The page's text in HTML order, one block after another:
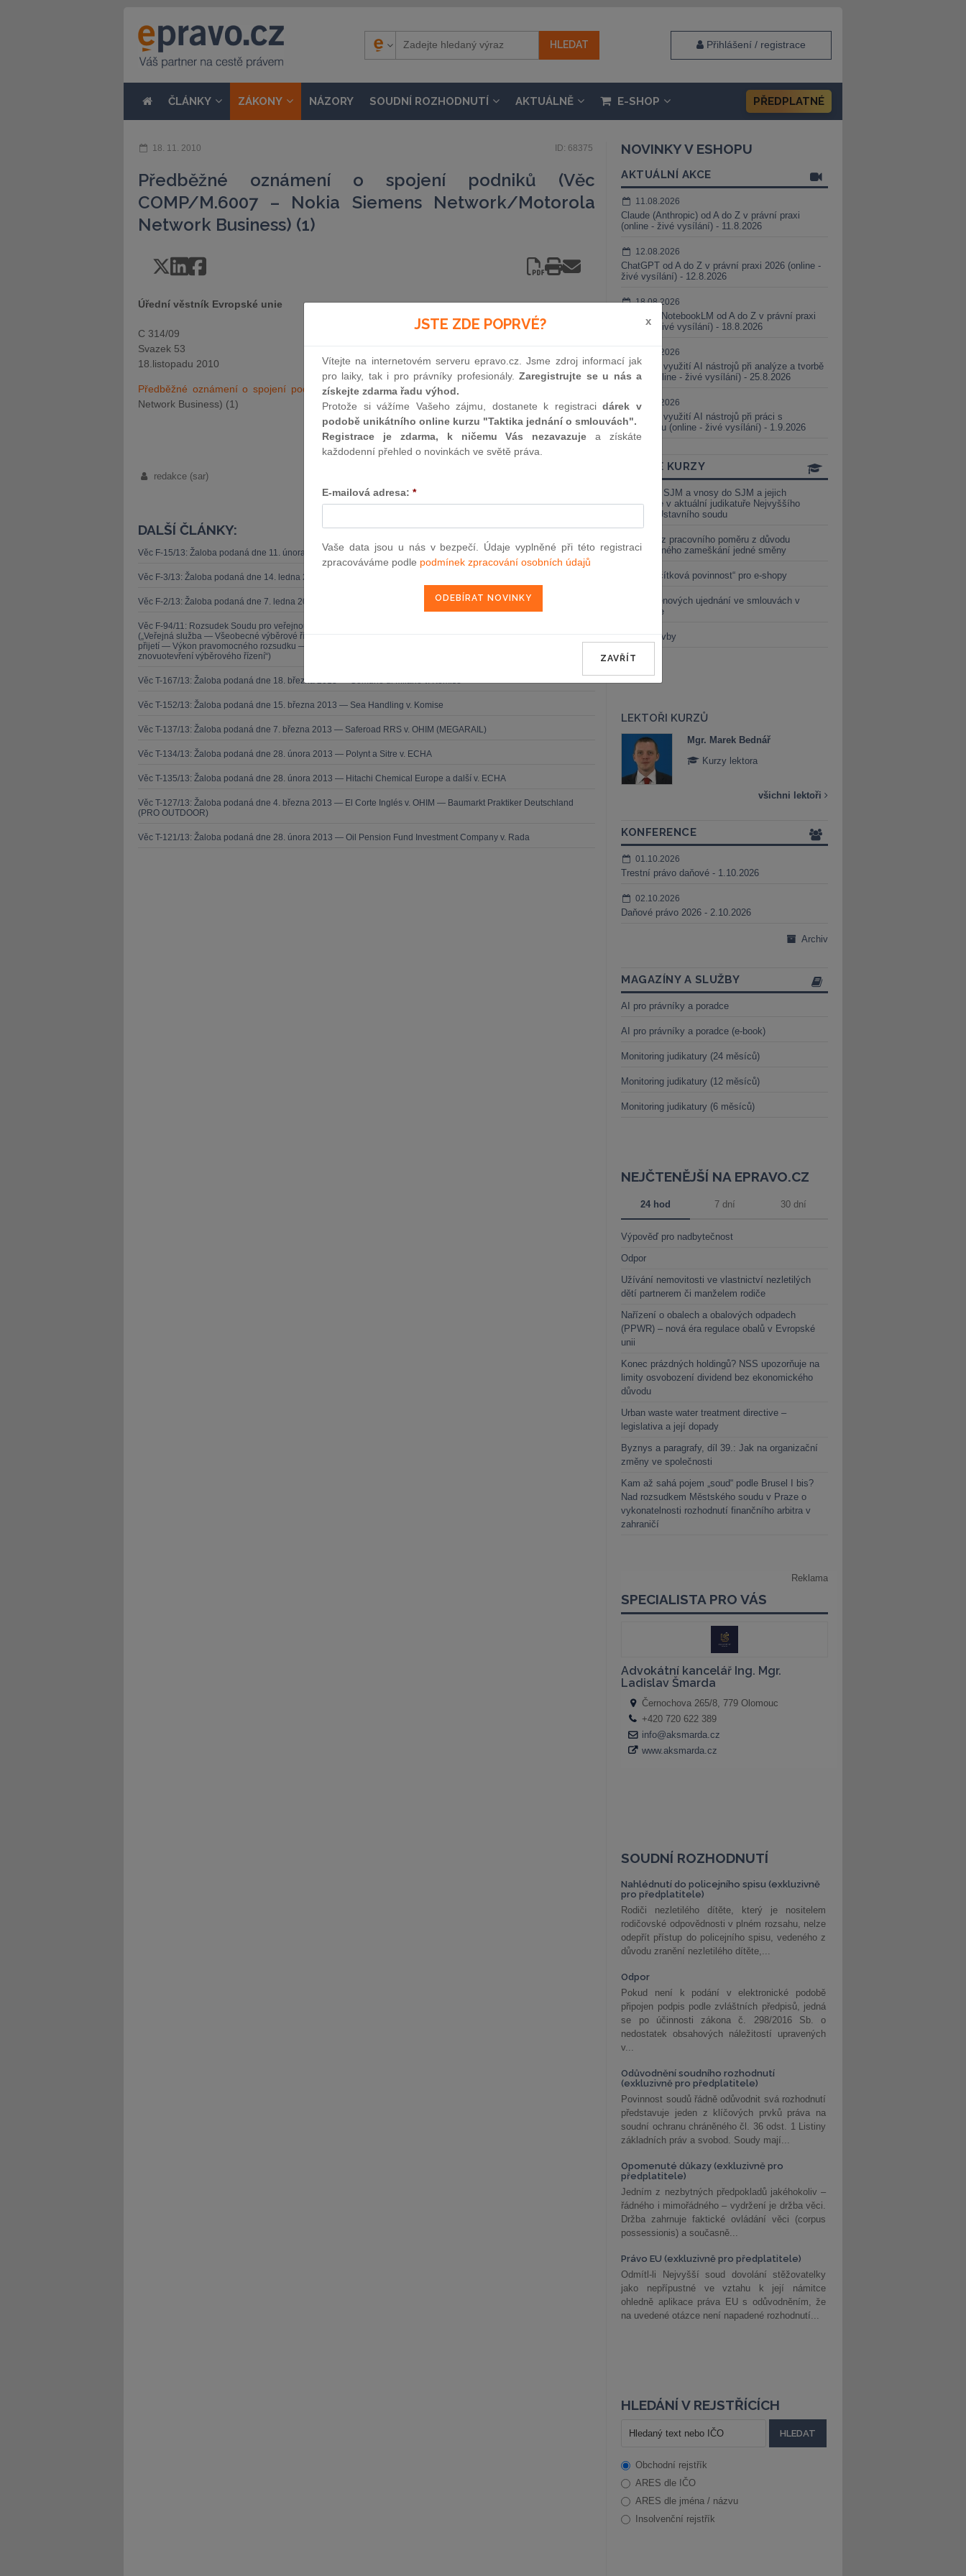
Přihlášení / registrace
ČLÁNKY ZÁKONY NÁZORY SOUDNÍ ROZHODNUTÍ AKTUÁLNĚ E-SHOP PŘEDPLATNÉ
18. 11. 2010 ID: 68375
Předběžné oznámení o spojení podniků (Věc
COMP/M.6007 – Nokia Siemens Network/Motorola
Network Business) (1)
Úřední věstník Evropské unie
C 314/09
Svazek 53
18.listopadu 2010
Předběžné oznámení o spojení podniků(Věc COMP/M.6007 – Nokia Siemens Network/Motorola
Network Business) (1)
redakce (sar)
DALŠÍ ČLÁNKY:
Věc F-15/13: Žaloba podaná dne 11. února 2013 — ZZ v. Komise
Věc F-3/13: Žaloba podaná dne 14. ledna 2013 — CK v. Komise
Věc F-2/13: Žaloba podaná dne 7. ledna 2013 — ZZ v. Komise
Věc F-94/11: Rozsudek Soudu pro veřejnou službu (druhého senátu) ze dne 21. března 2013 — Brune v. Komise
(„Veřejná služba — Všeobecné výběrové řízení — Zrušení rozhodnutí o nezapsání na seznam uchazečů vhodných k
přijetí — Výkon pravomocného rozsudku — Zásada legality — Námitka protiprávnosti vznesená proti rozhodnutí o
znovuotevření výběrového řízení“)
Věc T-167/13: Žaloba podaná dne 18. března 2013 — Comune di Milano v. Komise
Věc T-152/13: Žaloba podaná dne 15. března 2013 — Sea Handling v. Komise
Věc T-137/13: Žaloba podaná dne 7. března 2013 — Saferoad RRS v. OHIM (MEGARAIL)
Věc T-134/13: Žaloba podaná dne 28. února 2013 — Polynt a Sitre v. ECHA
Věc T-135/13: Žaloba podaná dne 28. února 2013 — Hitachi Chemical Europe a další v. ECHA
Věc T-127/13: Žaloba podaná dne 4. března 2013 — El Corte Inglés v. OHIM — Baumarkt Praktiker Deutschland
(PRO OUTDOOR)
Věc T-121/13: Žaloba podaná dne 28. února 2013 — Oil Pension Fund Investment Company v. Rada
NOVINKY V ESHOPU
AKTUÁLNÍ AKCE
11.08.2026
Claude (Anthropic) od A do Z v právní praxi
(online - živé vysílání) - 11.8.2026
12.08.2026
ChatGPT od A do Z v právní praxi 2026 (online -
živé vysílání) - 12.8.2026
18.08.2026
Gemini a NotebookLM od A do Z v právní praxi
(online - živé vysílání) - 18.8.2026
25.08.2026
Praktické využití AI nástrojů při analýze a tvorbě
smluv (online - živé vysílání) - 25.8.2026
01.09.2026
Praktické využití AI nástrojů při práci s
judikaturou (online - živé vysílání) - 1.9.2026
ONLINE KURZY
Vnosy ze SJM a vnosy do SJM a jejich
valorizace v aktuální judikatuře Nejvyššího
soudu a Ústavního soudu
Výpověď z pracovního poměru z důvodu
neomluveného zameškání jedné směny
Nová „tlačítková povinnost“ pro e-shopy
Změna cenových ujednání ve smlouvách v
energetice
Černé stavby
LEKTOŘI KURZŮ
Kurzy lektora
Mgr. Marek Bednář
Kurzy lektora
všichni lektoři
KONFERENCE
01.10.2026
Trestní právo daňové - 1.10.2026
02.10.2026
Daňové právo 2026 - 2.10.2026
Archiv
MAGAZÍNY A SLUŽBY
AI pro právníky a poradce
AI pro právníky a poradce (e-book)
Monitoring judikatury (24 měsíců)
Monitoring judikatury (12 měsíců)
Monitoring judikatury (6 měsíců)
NEJČTENĚJŠÍ NA EPRAVO.CZ
24 hod 7 dní 30 dní
Výpověď pro nadbytečnost
Odpor
Užívání nemovitosti ve vlastnictví nezletilých
dětí partnerem či manželem rodiče
Nařízení o obalech a obalových odpadech
(PPWR) – nová éra regulace obalů v Evropské
unii
Konec prázdných holdingů? NSS upozorňuje na
limity osvobození dividend bez ekonomického
důvodu
Urban waste water treatment directive –
legislativa a její dopady
Byznys a paragrafy, díl 39.: Jak na organizační
změny ve společnosti
Kam až sahá pojem „soud“ podle Brusel I bis?
Nad rozsudkem Městského soudu v Praze o
vykonatelnosti rozhodnutí finančního arbitra v
zahraničí
SOUDNÍ ROZHODNUTÍ
Nahlédnutí do policejního spisu (exkluzivně
pro předplatitele)
Rodiči nezletilého dítěte, který je nositelem
rodičovské odpovědnosti v plném rozsahu, nelze
odepřít přístup do policejního spisu, vedeného z
důvodu zranění nezletilého dítěte,...
Odpor
Pokud není k podání v elektronické podobě
připojen podpis podle zvláštních předpisů, jedná
se po účinnosti zákona č. 298/2016 Sb. o
nedostatek obsahových náležitostí upravených
v...
Odůvodnění soudního rozhodnutí
(exkluzivně pro předplatitele)
Povinnost soudů řádně odůvodnit svá rozhodnutí
představuje jeden z klíčových prvků práva na
soudní ochranu chráněného čl. 36 odst. 1 Listiny
základních práv a svobod. Soudy mají...
Opomenuté důkazy (exkluzivně pro
předplatitele)
Jedním z nezbytných předpokladů jakéhokoliv –
řádného i mimořádného – vydržení je držba věci.
Držba zahrnuje faktické ovládání věci (corpus
possessionis) a současně...
Právo EU (exkluzivně pro předplatitele)
Odmítl-li Nejvyšší soud dovolání stěžovatelky
jako nepřípustné ve vztahu k její námitce
ohledně aplikace práva EU s odůvodněním, že
na uvedené otázce není napadené rozhodnutí...
HLEDÁNÍ V REJSTŘÍCÍCH
Obchodní rejstřík
ARES dle IČO
ARES dle jména / názvu
Insolvenční rejstřík
JSTE ZDE POPRVÉ? x
Vítejte na internetovém serveru epravo.cz. Jsme zdroj informací jak
pro laiky, tak i pro právníky profesionály.Zaregistrujte se u nás a
získejte zdarma řadu výhod.
Protože si vážíme Vašeho zájmu, dostanete k registracidárek v
podobě unikátního online kurzu "Taktika jednání o smlouvách".
Registrace je zdarma, k ničemu Vás nezavazuje a získáte
každodenní přehled o novinkách ve světě práva.
E-mailová adresa: *
Vaše data jsou u nás v bezpečí. Údaje vyplněné při této registraci
zpracováváme podle podmínek zpracování osobních údajů
ZAVŘÍT